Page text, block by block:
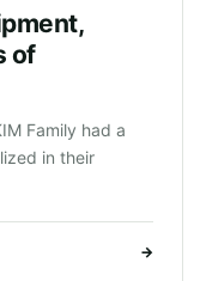
of
Family had a
in their
→